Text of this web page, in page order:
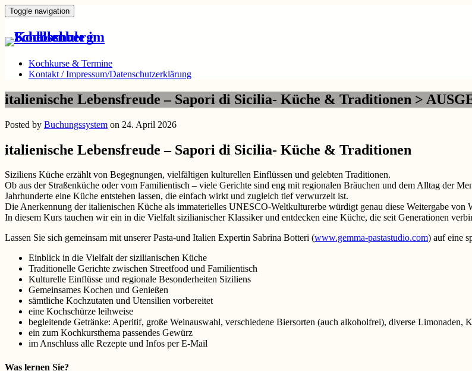
Toggle navigation
Kochkurse & Termine
Kontakt / Impressum/Datenschutzerklärung
italienische Lebensfreude – Sapori di Sicilia- Küche & Traditionen >
Posted by Buchungssystem on 24. April 2026
italienische Lebensfreude – Sapori di Sicilia- Küche & Traditionen
Siziliens Küche erzählt von Begegnungen, vielfältigen kulturellen Einflüssen und gelebten Traditionen.
Ob aus der Straßenküche oder vom Familientisch – viele Gerichte sind eng mit regionalen Bräuchen und dem Alltag der
Jahrhunderte eine Küche entstehen lassen, die einfach wirkt und zugleich tief verwurzelt ist.
Die Anerkennung der italienischen Küche als immaterielles UNESCO-Weltkulturerbe würdigt genau diese Weitergabe von
In diesem Kurs tauchen wir ein in die Vielfalt sizilianischer Klassiker und entdecken eine Küche, die seit Generationen
Lassen Sie sich gemeinsam mit unserer Pasta-und Italien Expertin Sabrina Botteri (www.gemma-pastastudio.com) auf eine
Einblick in die Vielfalt der sizilianischen Küche
Traditionelle Gerichte zwischen Streetfood und Familientisch
Kulturelle Einflüsse und regionale Besonderheiten Siziliens
Gemeinsames Kochen und Genießen
sämtliche Kochzutaten und Utensilien vorbereitet
eine Kochschürze leihweise
begleitende Getränke: Aperitif, große Weinauswahl, verschiedene Biersorten (auch alkoholfrei), diverse Limonaden,
ein zum Kochkursthema passendes Gewürz
im Anschluss alle Rezepte und Infos per E-Mail
Was lernen Sie?